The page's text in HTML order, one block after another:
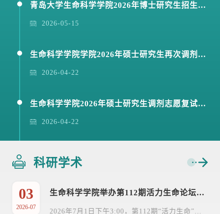
青岛大学生命科学学院2026年博士研究生招生复试通知(第二轮)
2026-05-15
生命科学学院学院2026年硕士研究生再次调剂志愿复试成绩公示
2026-04-22
生命科学学院2026年硕士研究生调剂志愿复试成绩公示
2026-04-22
科研学术
03
2026-07
生命科学学院举办第112期活力生命论坛：药物靶点发现及基于草药酶的联合靶向—从传统到AI